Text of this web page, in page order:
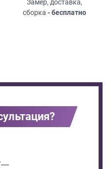
Замер, доставка,
сборка - бесплатно